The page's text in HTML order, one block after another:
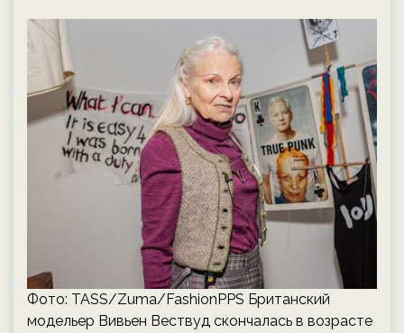
Фото: TASS/Zuma/FashionPPS Британский
модельер Вивьен Вествуд скончалась в возрасте